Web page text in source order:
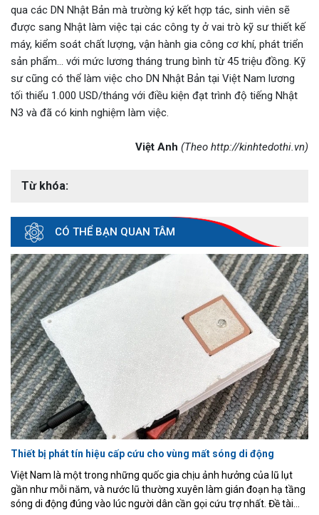
qua các DN Nhật Bản mà trường ký kết hợp tác, sinh viên sẽ
được sang Nhật làm việc tại các công ty ở vai trò kỹ sư thiết kế
máy, kiểm soát chất lượng, vận hành gia công cơ khí, phát triển
sản phẩm… với mức lương tháng trung bình từ 45 triệu đồng. Kỹ
sư cũng có thể làm việc cho DN Nhật Bản tại Việt Nam lương
tối thiểu 1.000 USD/tháng với điều kiện đạt trình độ tiếng Nhật
N3 và đã có kinh nghiệm làm việc.
Việt Anh (Theo http://kinhtedothi.vn)
Từ khóa:
CÓ THỂ BẠN QUAN TÂM
Thiết bị phát tín hiệu cấp cứu cho vùng mất sóng di động
Việt Nam là một trong những quốc gia chịu ảnh hưởng của lũ lụt
gần như mỗi năm, và nước lũ thường xuyên làm gián đoạn hạ tầng
sóng di động đúng vào lúc người dân cần gọi cứu trợ nhất. Đề tài